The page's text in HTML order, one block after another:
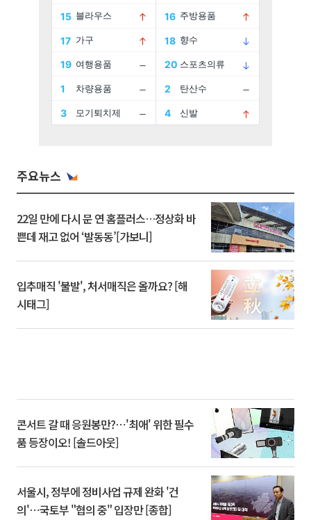
주요뉴스
22일 만에 다시 문 연 홈플러스…정상화 바
쁜데 재고 없어 ‘발동동’[가보니]
입추매직 '불발', 처서매직은 올까요? [해
시태그]
콘서트 갈 때 응원봉만?⋯'최애' 위한 필수
품 등장이오! [솔드아웃]
서울시, 정부에 정비사업 규제 완화 '건
의'⋯국토부 "협의 중" 입장만 [종합]